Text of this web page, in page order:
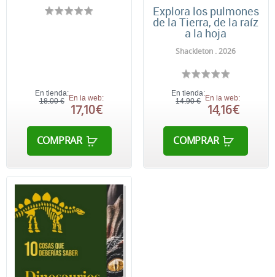
En tienda:
18,00 € En la web:
17,10 €
COMPRAR
Explora los pulmones
de la Tierra, de la raíz
a la hoja
Shackleton . 2026
En tienda:
14,90 €
En la web:
14,16 €
COMPRAR